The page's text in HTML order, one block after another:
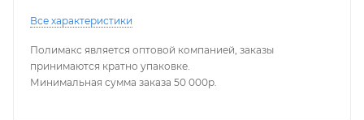
Все характеристики
Полимакс является оптовой компанией, заказы
принимаются кратно упаковке.
Минимальная сумма заказа 50 000р.